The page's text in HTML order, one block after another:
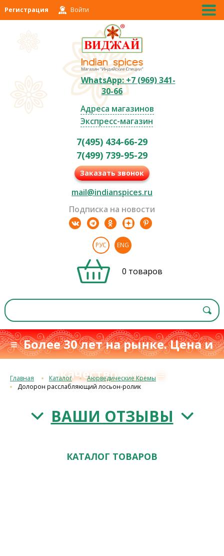
Регистрация Войти
WhatsApp: +7 (969) 341-
30-66
Адреса магазинов
Экспресс-магазин
7(495) 434-66-29
7(499) 739-95-29
Заказать звонок
mail@indianspices.ru
Подписка на новости
РУС ENG
0 товаров
≡ Более 30 лет на рынке. Цена и
качествос 1993 г.≡
Главная Каталог
Аюрведические Кремы
Долорон расслабляющий лосьон-ролик
ВАШИ ОТЗЫВЫ
КАТАЛОГ ТОВАРОВ